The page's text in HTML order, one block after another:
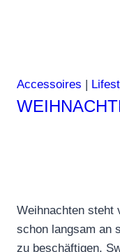
Accessoires |
Weihnachten steht
schon langsam an
zu beschäftigen.